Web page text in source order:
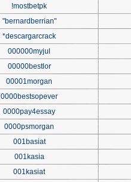
!mostbetpk
"bernardberrian"
*descargarcrack
000000myjul
00000bestlor
00001morgan
0000bestsopever
0000pay4essay
0000psmorgan
001basiat
001kasia
001kasiat